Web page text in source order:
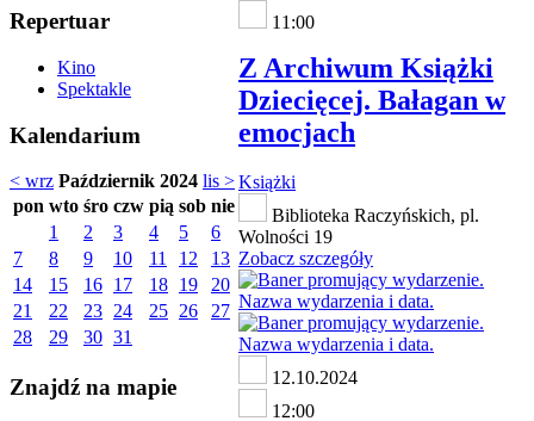
Repertuar
Kino
Spektakle
Kalendarium
< wrz Październik 2024 lis >
pon wto śro czw pią sob nie
1
2 3 4 5
6
7
8 9 10 11 12
13
14
15 16 17 18 19
20
21
22 23 24 25 26
27
28
29 30 31
Znajdź na mapie
11:00
Z Archiwum Książki
Dziecięcej. Bałagan w
emocjach
Książki
Biblioteka Raczyńskich, pl.
Wolności 19
Zobacz szczegóły
12.10.2024
12:00